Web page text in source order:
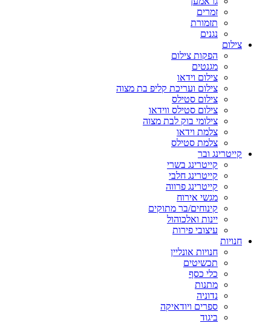
זמרים
תזמורת
נגנים
צילום
הפקות צילום
מגנטים
צילום וידאו
צילום ועריכת קליפ בת מצוה
צילום סטילס
צילום סטילס ווידאו
צילומי בוק לבת מצוה
צלמת וידאו
צלמת סטילס
קייטרינג ובר
קייטרינג בשרי
קייטרינג חלבי
קייטרינג פרווה
מגשי אירוח
קינוחים/בר מתוקים
יינות ואלכוהול
עיצובי פירות
חנויות
חנויות אונליין
תכשיטים
כלי כסף
מתנות
נדוניה
ספרים ויודאיקה
ביגוד